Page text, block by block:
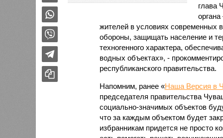
глава
жителей в условиях современных
обороны, защищать население и
техногенного характера,
водных объектах», -
республиканского правительства.
Напомним, ранее «Наша Версия в
председателя правительства
социально-значимых объектов
что за каждым объектом будет
избранникам придется не просто